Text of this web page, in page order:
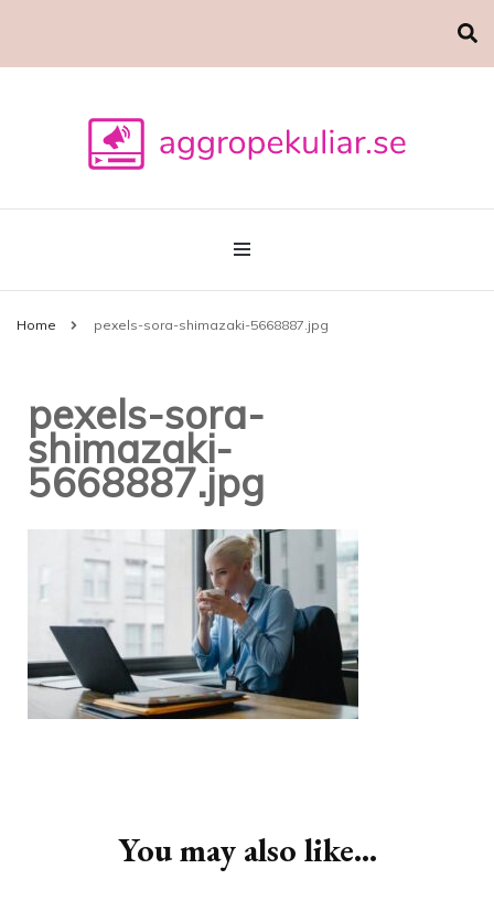
aggropekuliar.se
Home pexels-sora-shimazaki-5668887.jpg
pexels-sora-
shimazaki-
5668887.jpg
NavigationYou may also like...